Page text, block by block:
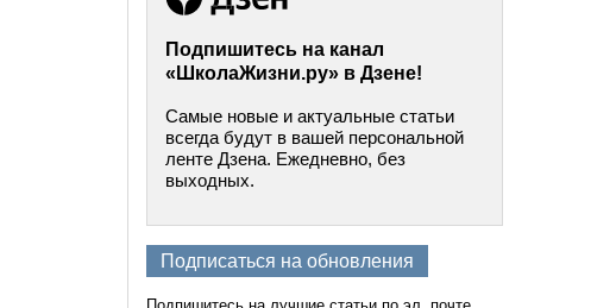
Подпишитесь на канал
«ШколаЖизни.ру» в Дзене!
Самые новые и актуальные статьи
всегда будут в вашей персональной
ленте Дзена. Ежедневно, без
выходных.
Подписаться на обновления